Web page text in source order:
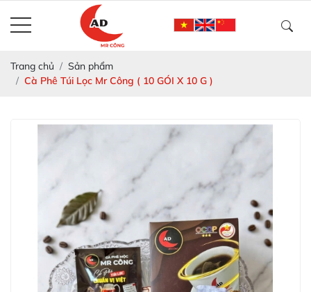
Trang chủ
Sản phẩm
Cà Phê Túi Lọc Mr Công ( 10 GÓI X 10 G )